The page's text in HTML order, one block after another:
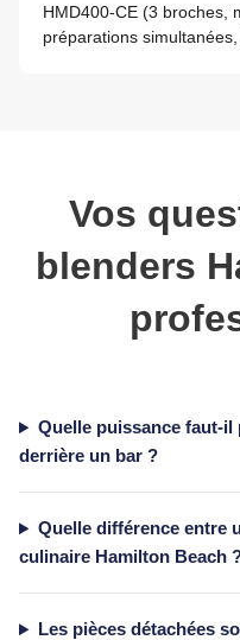
HMD400-CE (3
préparations
Vos
blenders
Quelle puissance faut-
derrière un bar ?
Quelle différence entre
culinaire Hamilton Beach
Les pièces détachées